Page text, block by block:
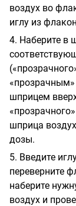
воздух во
иглу из
4. Наберите в
шприцем
шприца
дозы.
5. Введите
переверните
наберите
воздух и